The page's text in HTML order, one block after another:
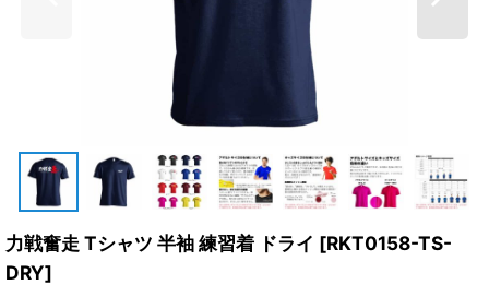
力戦奮走 Tシャツ 半袖 練習着 ドライ [RKT0158-TS-
DRY]